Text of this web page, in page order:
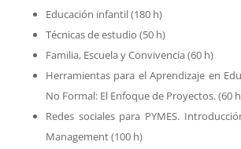
Educación infantil (180 h)
Técnicas de estudio (50 h)
Familia, Escuela y Convivencia (60 h)
Herramientas para el Aprendizaje en
No Formal: El Enfoque de Proyectos. (60
Redes sociales para PYMES.
Management (100 h)